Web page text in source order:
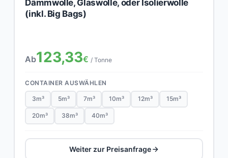
Dämmwolle, Glaswolle, oder Isolierwolle
(inkl. Big Bags)
Ab123,33€ / Tonne
CONTAINER AUSWÄHLEN
3m³ 5m³ 7m³ 10m³ 12m³ 15m³
20m³ 38m³ 40m³
Weiter zur Preisanfrage